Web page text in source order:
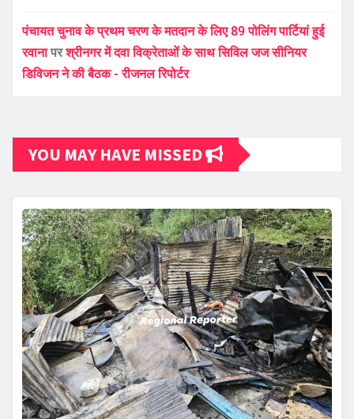
पंचायत चुनाव के प्रथम चरण के मतदान के लिए 89 पोलिंग पार्टियां हुई
रवानापरश्रीनगर में दवा विक्रेताओं के साथ सिविल जज सीनियर
डिविजन ने की बैठक - रीजनल रिपोर्टर
YOU MAY HAVE MISSED